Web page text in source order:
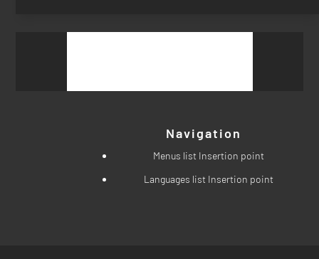
Navigation
Menus list Insertion point
Languages list Insertion point